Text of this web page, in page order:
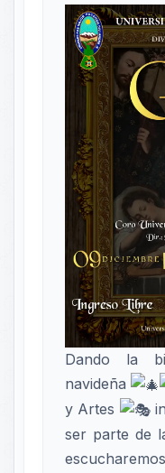
Dando la
navideña
y Artes
ser parte de